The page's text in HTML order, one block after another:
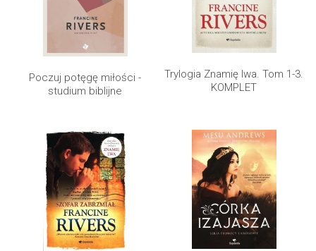
Poczuj potęgę miłości -
studium biblijne
Trylogia Znamię lwa. Tom 1-3.
KOMPLET